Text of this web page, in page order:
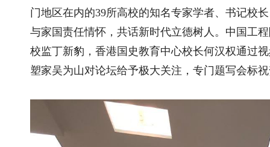
门地区在内的39所高校的知名专家学者、书记校
与家国责任情怀，共话新时代立德树人。中国工
校监丁新豹，香港国史教育中心校长何汉权通过
塑家吴为山对论坛给予极大关注，专门题写会标